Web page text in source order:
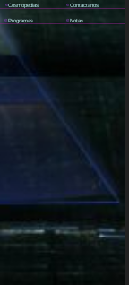
Cosmopedias Contactanos
Programas Notas
e
e
e
e